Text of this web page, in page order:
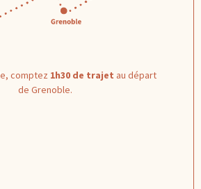
comptez 1h30 de trajet au départ
de Grenoble.